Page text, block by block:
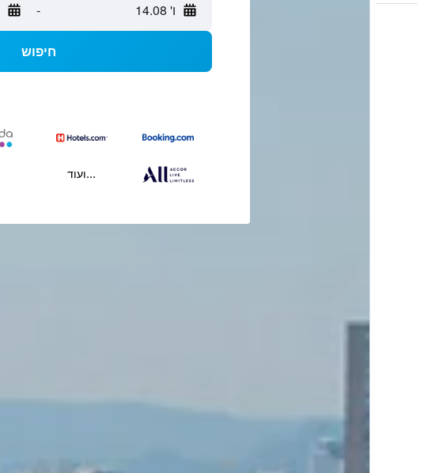
ו' 14.08 -
חיפוש
...ועוד